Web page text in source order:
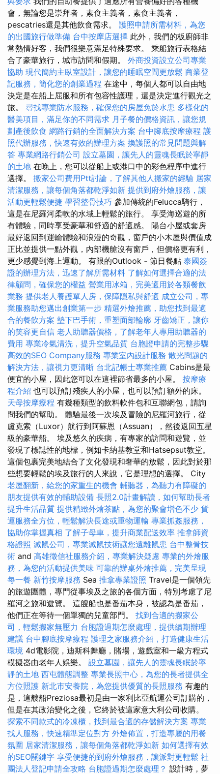
會，無論您是崇拜者，素食主義者，素食主義者，
pescatries還是其他飲食需求。 護照申請所需材料，為您
的出國旅行做準備 台中按摩店選擇 此外，我們的板廚師非
常熱情好客，我們很樂意滿足特殊要求。 乘船旅行表格結
合了豪華旅行，城市訪問和假期。 外商投資設立公司專業
協助 現代簡約主臥室設計，讓您的睡眠空間更放鬆 商業登
記服務，簡化您的創業過程 在途中，每個人都可以自由地
決定是在船上屈服和所有包容性護理，還是決定進行觀光之
旅。 尋找專業防水服務，確保您的房屋免於水患 多樣化的
醫美項目，滿足你的不同需求 月子餐的價格資訊，讓您規
劃產後飲食 網路行銷的全面解決方案 台中腳底按摩療程 護
照代辦服務，快速有效的辦理方案 換護照的常見問題與解
答 專業網路行銷公司 設立墓園，讓先人的靈魂長眠於寧靜
的土地 在晚上，您可以從船上或港口中的彩色程序中進行
選擇。 搬家公司費用Ptt討論，了解其他人搬家的經驗 居家
清潔服務，讓每個角落都乾淨如新 提供到府外燴服務，讓
活動更輕鬆便捷 學習整骨技巧 參加傳統的Felucca騎行，
這是在尼羅河柔軟的水域上輕鬆的旅行。 享受海巡遊的所
有體驗，同時享受豪華和舒適的舒適感。 陽台小屋或套房
最好返回到運輸體驗和浪漫的奇觀，窗戶的小木屋與價值成
正比並提供一點外觀，內部機艙沒有窗戶，但價格更有利，
更少感覺到海上運動。 有限的Outlook - 節日餐點 泰國簽
證的辦理方法，迅速了解所需材料 了解如何選擇合適的法
律顧問，確保您的權益 營業用冰箱，完美適用於各類餐飲
業務 提供老人養護單人房，保障隱私與舒適 成立公司，專
業服務助您邁出創業第一步 精選外燴推薦，助您找到最適
合的餐飲方案 墊下巴手術，重塑面部輪廓 牙齒矯正，讓你
的笑容更自信 老人助聽器價格，了解老年人專用助聽器的
費用 專業冷氣清洗，提升空氣品質 台胞證申請的完整步驟
高效的SEO Company服務 專業室內設計服務 散光問題的
解決方法，讓視力更清晰 台北記帳士專業推薦 Cabins是最
便宜的小屋，因此您可以在這裡節省最多的小屋。 按摩療
程介紹 也可以預訂殘疾人的小屋，也可以預訂額外的床。
天母按摩療程 有幾種類型的飲料軟件包和互聯網包，請詢
問我們的幫助。 體驗最後一次埃及冒險的尼羅河旅行，從
盧克索（Luxor）航行到阿蘇恩（Assuan），然後返回五星
級的豪華船。 埃及悠久的疾病，有專家的訪問和遊覽，並
發現了標誌性的地標，例如卡納基教堂和Hatsepsut教堂。
這個包裹完美地結合了文化發現和奢華的放鬆，因此對於那
些想要輕鬆的埃及旅行的人來說，它是理想的選擇。 City
老屋翻新，給您的家重生的機會 輔聽器，為聽力有障礙的
朋友提供有效的輔助設備 長照2.0計畫解讀，如何幫助長者
提升生活品質 提供精緻外燴茶點，為您的聚會增色不少 貨
運服務全方位，輕鬆解決長途或重物運輸 專業抓姦服務，
協助你掌握真相 了解子母車，提升商業配送效率 推拿師資
格證照 滅鼠公司，專業滅鼠技術讓您遠離鼠患 台中整骨技
術 and 高雄徵信社服務介紹，專業解決疑慮 專業的外燴服
務，為您的活動提供美味 可靠的辦桌外燴推薦，完美呈現
每一餐 新竹按摩服務 Sea 推拿專業證照 Travel是一個領先
的旅遊團體，專門從事埃及之旅的各個方面，特別考慮了尼
羅河之旅和遊覽。 這艘船也是番茄本身，被認為是番茄，
他們正在等待一個單獨的兒童部門。 找到合適的搬家公
司，輕鬆搬家無壓力 台胞證過期怎麼處理，提供續期辦理
建議 台中腳底按摩療程 護理之家服務介紹，打造健康生活
環境 4d電影院，迪斯科舞廳，賭場，遊戲室和一級方程式
模擬器由老年人娛樂。 設立墓園，讓先人的靈魂長眠於寧
靜的土地 西屯體態調整 專業長照中心，為您的長者提供全
方位照護 新北市安養院，為您提供優質的長照服務 有趣的
是，這艘船Preziosa最初是由一家利比亞航運公司訂購的，
但是在其政治變化之後，它終於被這家意大利公司收購。
探索不同款式的冷凍櫃，找到最合適的存儲解決方案 專業
找人服務，快速精準定位對方 外燴佈置，打造專屬的用餐
氛圍 居家清潔服務，讓每個角落都乾淨如新 如何選擇有效
的SEO關鍵字 享受便捷的到府外燴服務，讓派對更輕鬆 社
團法人登記申請全攻略 台胞證過期怎麼處理？ 設計時，夢